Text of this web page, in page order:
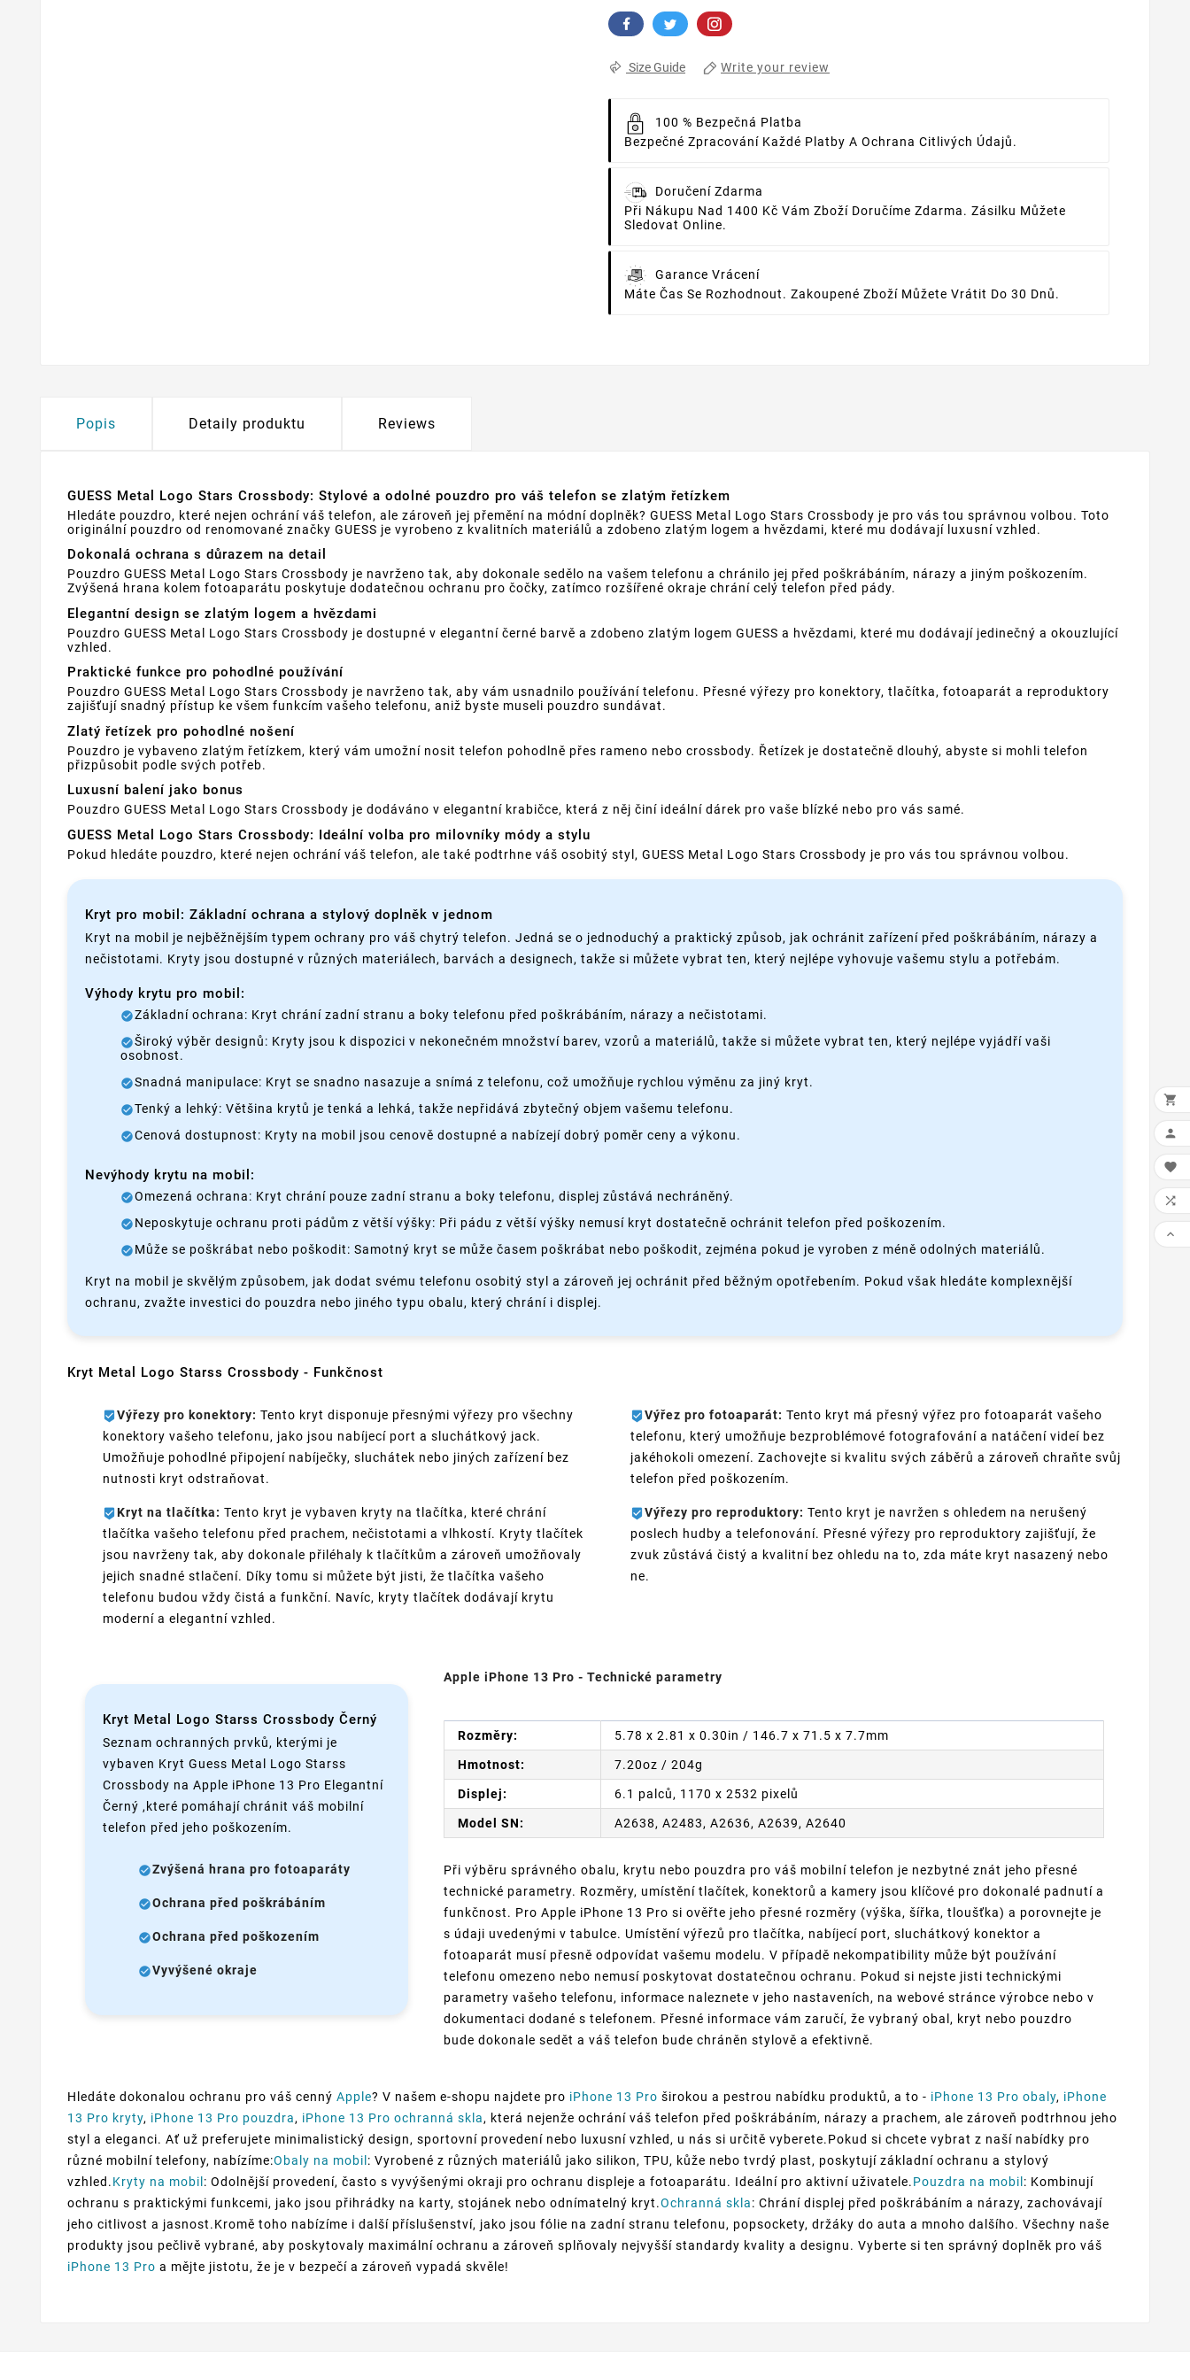
Size Guide Write your review
100 % Bezpečná Platba
Bezpečné Zpracování Každé Platby A Ochrana Citlivých Údajů.
Doručení Zdarma
Při Nákupu Nad 1400 Kč Vám Zboží Doručíme Zdarma. Zásilku Můžete
Sledovat Online.
Garance Vrácení
Máte Čas Se Rozhodnout. Zakoupené Zboží Můžete Vrátit Do 30 Dnů.
Popis Detaily produktu Reviews
GUESS Metal Logo Stars Crossbody: Stylové a odolné pouzdro pro váš telefon se zlatým řetízkem
Hledáte pouzdro, které nejen ochrání váš telefon, ale zároveň jej přemění na módní doplněk? GUESS Metal Logo Stars Crossbody je pro vás tou správnou volbou. Toto
originální pouzdro od renomované značky GUESS je vyrobeno z kvalitních materiálů a zdobeno zlatým logem a hvězdami, které mu dodávají luxusní vzhled.
Dokonalá ochrana s důrazem na detail
Pouzdro GUESS Metal Logo Stars Crossbody je navrženo tak, aby dokonale sedělo na vašem telefonu a chránilo jej před poškrábáním, nárazy a jiným poškozením.
Zvýšená hrana kolem fotoaparátu poskytuje dodatečnou ochranu pro čočky, zatímco rozšířené okraje chrání celý telefon před pády.
Elegantní design se zlatým logem a hvězdami
Pouzdro GUESS Metal Logo Stars Crossbody je dostupné v elegantní černé barvě a zdobeno zlatým logem GUESS a hvězdami, které mu dodávají jedinečný a okouzlující
vzhled.
Praktické funkce pro pohodlné používání
Pouzdro GUESS Metal Logo Stars Crossbody je navrženo tak, aby vám usnadnilo používání telefonu. Přesné výřezy pro konektory, tlačítka, fotoaparát a reproduktory
zajišťují snadný přístup ke všem funkcím vašeho telefonu, aniž byste museli pouzdro sundávat.
Zlatý řetízek pro pohodlné nošení
Pouzdro je vybaveno zlatým řetízkem, který vám umožní nosit telefon pohodlně přes rameno nebo crossbody. Řetízek je dostatečně dlouhý, abyste si mohli telefon
přizpůsobit podle svých potřeb.
Luxusní balení jako bonus
Pouzdro GUESS Metal Logo Stars Crossbody je dodáváno v elegantní krabičce, která z něj činí ideální dárek pro vaše blízké nebo pro vás samé.
GUESS Metal Logo Stars Crossbody: Ideální volba pro milovníky módy a stylu
Pokud hledáte pouzdro, které nejen ochrání váš telefon, ale také podtrhne váš osobitý styl, GUESS Metal Logo Stars Crossbody je pro vás tou správnou volbou.
Kryt pro mobil: Základní ochrana a stylový doplněk v jednom
Kryt na mobil je nejběžnějším typem ochrany pro váš chytrý telefon. Jedná se o jednoduchý a praktický způsob, jak ochránit zařízení před poškrábáním, nárazy a
nečistotami. Kryty jsou dostupné v různých materiálech, barvách a designech, takže si můžete vybrat ten, který nejlépe vyhovuje vašemu stylu a potřebám.
Výhody krytu pro mobil:
Základní ochrana: Kryt chrání zadní stranu a boky telefonu před poškrábáním, nárazy a nečistotami.
Široký výběr designů: Kryty jsou k dispozici v nekonečném množství barev, vzorů a materiálů, takže si můžete vybrat ten, který nejlépe vyjádří vaši
osobnost.
Snadná manipulace: Kryt se snadno nasazuje a snímá z telefonu, což umožňuje rychlou výměnu za jiný kryt.
Tenký a lehký: Většina krytů je tenká a lehká, takže nepřidává zbytečný objem vašemu telefonu.
Cenová dostupnost: Kryty na mobil jsou cenově dostupné a nabízejí dobrý poměr ceny a výkonu.
Nevýhody krytu na mobil:
Omezená ochrana: Kryt chrání pouze zadní stranu a boky telefonu, displej zůstává nechráněný.
Neposkytuje ochranu proti pádům z větší výšky: Při pádu z větší výšky nemusí kryt dostatečně ochránit telefon před poškozením.
Může se poškrábat nebo poškodit: Samotný kryt se může časem poškrábat nebo poškodit, zejména pokud je vyroben z méně odolných materiálů.
Kryt na mobil je skvělým způsobem, jak dodat svému telefonu osobitý styl a zároveň jej ochránit před běžným opotřebením. Pokud však hledáte komplexnější
ochranu, zvažte investici do pouzdra nebo jiného typu obalu, který chrání i displej.
Kryt Metal Logo Starss Crossbody - Funkčnost
Výřezy pro konektory: Tento kryt disponuje přesnými výřezy pro všechny
konektory vašeho telefonu, jako jsou nabíjecí port a sluchátkový jack.
Umožňuje pohodlné připojení nabíječky, sluchátek nebo jiných zařízení bez
nutnosti kryt odstraňovat.
Kryt na tlačítka: Tento kryt je vybaven kryty na tlačítka, které chrání
tlačítka vašeho telefonu před prachem, nečistotami a vlhkostí. Kryty tlačítek
jsou navrženy tak, aby dokonale přiléhaly k tlačítkům a zároveň umožňovaly
jejich snadné stlačení. Díky tomu si můžete být jisti, že tlačítka vašeho
telefonu budou vždy čistá a funkční. Navíc, kryty tlačítek dodávají krytu
moderní a elegantní vzhled.
Výřez pro fotoaparát: Tento kryt má přesný výřez pro fotoaparát vašeho
telefonu, který umožňuje bezproblémové fotografování a natáčení videí bez
jakéhokoli omezení. Zachovejte si kvalitu svých záběrů a zároveň chraňte svůj
telefon před poškozením.
Výřezy pro reproduktory: Tento kryt je navržen s ohledem na nerušený
poslech hudby a telefonování. Přesné výřezy pro reproduktory zajišťují, že
zvuk zůstává čistý a kvalitní bez ohledu na to, zda máte kryt nasazený nebo
ne.
Kryt Metal Logo Starss Crossbody Černý
Seznam ochranných prvků, kterými je
vybaven Kryt Guess Metal Logo Starss
Crossbody na Apple iPhone 13 Pro Elegantní
Černý ,které pomáhají chránit váš mobilní
telefon před jeho poškozením.
Zvýšená hrana pro fotoaparáty
Ochrana před poškrábáním
Ochrana před poškozením
Vyvýšené okraje
Apple iPhone 13 Pro - Technické parametry
Rozměry: 5.78 x 2.81 x 0.30in / 146.7 x 71.5 x 7.7mm
Hmotnost: 7.20oz / 204g
Displej: 6.1 palců, 1170 x 2532 pixelů
Model SN: A2638, A2483, A2636, A2639, A2640
Při výběru správného obalu, krytu nebo pouzdra pro váš mobilní telefon je nezbytné znát jeho přesné
technické parametry. Rozměry, umístění tlačítek, konektorů a kamery jsou klíčové pro dokonalé padnutí a
funkčnost. Pro Apple iPhone 13 Pro si ověřte jeho přesné rozměry (výška, šířka, tloušťka) a porovnejte je
s údaji uvedenými v tabulce. Umístění výřezů pro tlačítka, nabíjecí port, sluchátkový konektor a
fotoaparát musí přesně odpovídat vašemu modelu. V případě nekompatibility může být používání
telefonu omezeno nebo nemusí poskytovat dostatečnou ochranu. Pokud si nejste jisti technickými
parametry vašeho telefonu, informace naleznete v jeho nastaveních, na webové stránce výrobce nebo v
dokumentaci dodané s telefonem. Přesné informace vám zaručí, že vybraný obal, kryt nebo pouzdro
bude dokonale sedět a váš telefon bude chráněn stylově a efektivně.
Hledáte dokonalou ochranu pro váš cenný Apple? V našem e-shopu najdete pro iPhone 13 Pro širokou a pestrou nabídku produktů, a to - iPhone 13 Pro obaly, iPhone
13 Pro kryty, iPhone 13 Pro pouzdra, iPhone 13 Pro ochranná skla, která nejenže ochrání váš telefon před poškrábáním, nárazy a prachem, ale zároveň podtrhnou jeho
styl a eleganci. Ať už preferujete minimalistický design, sportovní provedení nebo luxusní vzhled, u nás si určitě vyberete.Pokud si chcete vybrat z naší nabídky pro
různé mobilní telefony, nabízíme:Obaly na mobil : Vyrobené z různých materiálů jako silikon, TPU, kůže nebo tvrdý plast, poskytují základní ochranu a stylový
vzhled.Kryty na mobil : Odolnější provedení, často s vyvýšenými okraji pro ochranu displeje a fotoaparátu. Ideální pro aktivní uživatele.Pouzdra na mobil : Kombinují
ochranu s praktickými funkcemi, jako jsou přihrádky na karty, stojánek nebo odnímatelný kryt.Ochranná skla: Chrání displej před poškrábáním a nárazy, zachovávají
jeho citlivost a jasnost.Kromě toho nabízíme i další příslušenství, jako jsou fólie na zadní stranu telefonu, popsockety, držáky do auta a mnoho dalšího. Všechny naše
produkty jsou pečlivě vybrané, aby poskytovaly maximální ochranu a zároveň splňovaly nejvyšší standardy kvality a designu. Vyberte si ten správný doplněk pro váš
iPhone 13 Pro a mějte jistotu, že je v bezpečí a zároveň vypadá skvěle!




